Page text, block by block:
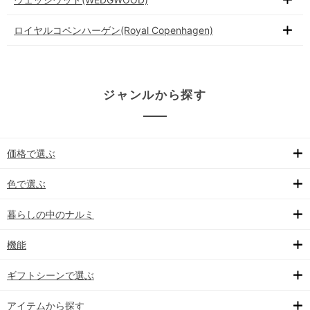
ロイヤルコペンハーゲン(Royal Copenhagen)
ジャンルから探す
価格で選ぶ
色で選ぶ
暮らしの中のナルミ
機能
ギフトシーンで選ぶ
アイテムから探す